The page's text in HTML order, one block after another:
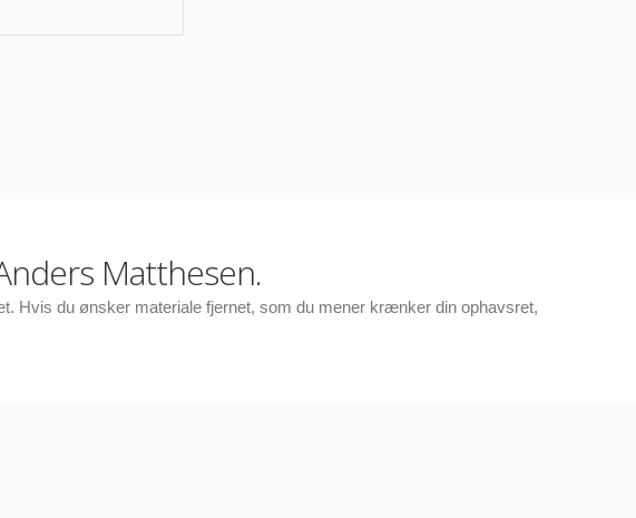
Matthesen.
Hvis du ønsker materiale fjernet, som du mener krænker din ophavsret,